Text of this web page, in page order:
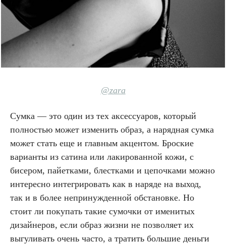
@zara
Сумка — это один из тех аксессуаров, который
полностью может изменить образ, а нарядная сумка
может стать еще и главным акцентом. Броские
варианты из сатина или лакированной кожи, с
бисером, пайетками, блестками и цепочками можно
интересно интегрировать как в наряде на выход,
так и в более непринужденной обстановке. Но
стоит ли покупать такие сумочки от именитых
дизайнеров, если образ жизни не позволяет их
выгуливать очень часто, а тратить большие деньги